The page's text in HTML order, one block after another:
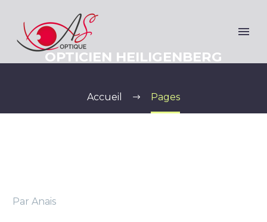
OPTICIEN HEILIGENBERG
Accueil Pages
Par Anais